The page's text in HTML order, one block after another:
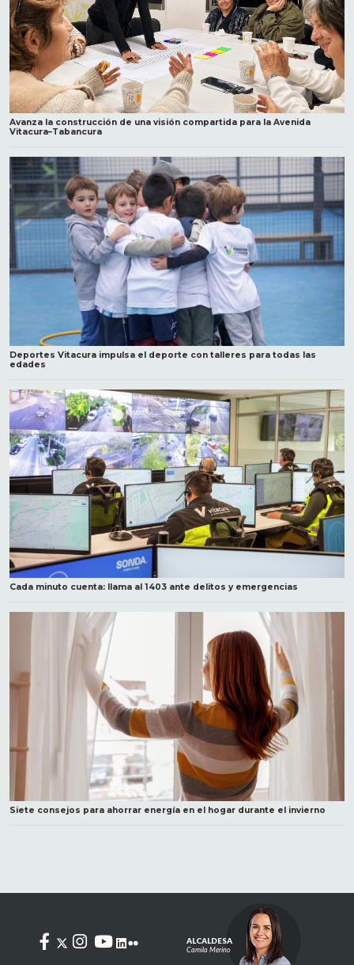
Avanza la construcción de una visión compartida para la Avenida
Vitacura–Tabancura
Deportes Vitacura impulsa el deporte con talleres para todas las
edades
Cada minuto cuenta: llama al 1403 ante delitos y emergencias
Siete consejos para ahorrar energía en el hogar durante el invierno
ALCALDESA
Camila Merino